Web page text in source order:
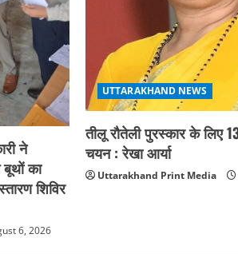
ने
का
शिविर
6, 2026
UTTARAKHAND NEWS
तीलू रौतेली पुरस्कार के लिए
चयन : रेखा आर्या
Uttarakhand Print Media